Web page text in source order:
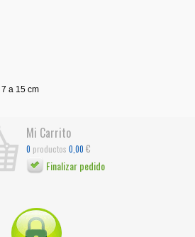
a 15 cm
Mi Carrito
0 productos 0,00 €
Finalizar pedido